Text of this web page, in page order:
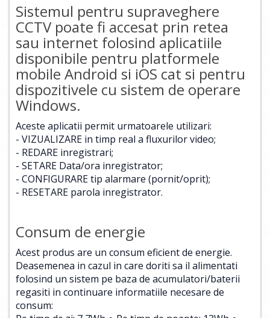
Sistemul pentru supraveghere
CCTV poate fi accesat prin retea
sau internet folosind aplicatiile
disponibile pentru platformele
mobile Android si iOS cat si pentru
dispozitivele cu sistem de operare
Windows.
Aceste aplicatii permit urmatoarele utilizari:
- VIZUALIZARE in timp real a fluxurilor video;
- REDARE inregistrari;
- SETARE Data/ora inregistrator;
- CONFIGURARE tip alarmare (pornit/oprit);
- RESETARE parola inregistrator.
Consum de energie
Acest produs are un consum eficient de energie.
Deasemenea in cazul in care doriti sa il alimentati
folosind un sistem pe baza de acumulatori/baterii
regasiti in continuare informatiile necesare de
consum: